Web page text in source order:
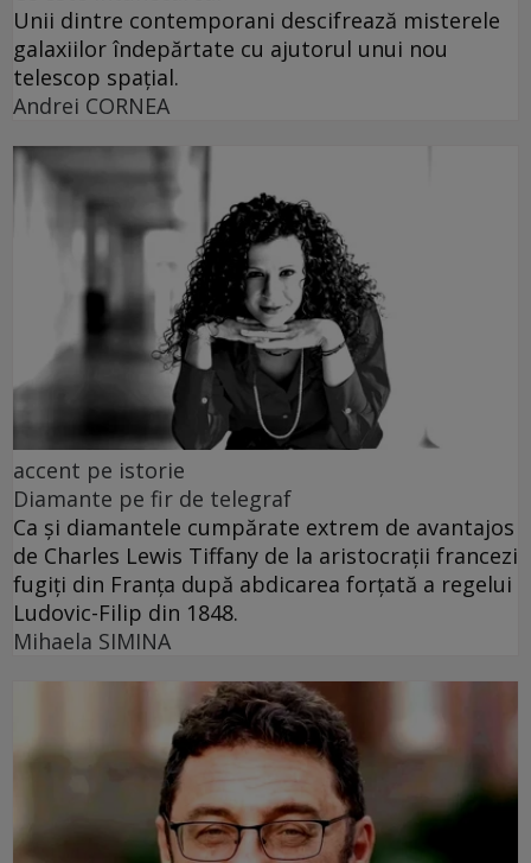
Unii dintre contemporani descifrează misterele
galaxiilor îndepărtate cu ajutorul unui nou
telescop spațial.
Andrei CORNEA
accent pe istorie
Diamante pe fir de telegraf
Ca și diamantele cumpărate extrem de avantajos
de Charles Lewis Tiffany de la aristocrații francezi
fugiți din Franța după abdicarea forțată a regelui
Ludovic-Filip din 1848.
Mihaela SIMINA